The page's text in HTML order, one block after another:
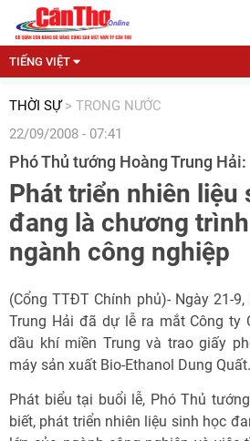
TIẾNG VIỆT
THỜI SỰ > TRONG NƯỚC
22/09/2008 - 07:41
Phó Thủ tướng Hoàng Trung Hải:
Phát triển nhiên liệu
đang là chương
ngành công nghiệp
(Cổng TTĐT Chính phủ)- Ngày 21-
Trung Hải đã dự lễ ra mắt Công ty
dầu khí miền Trung và trao giấy
máy sản xuất Bio-Ethanol Dung Quất.
Phát biểu tại buổi lễ, Phó Thủ
biết, phát triển nhiên liệu sinh học